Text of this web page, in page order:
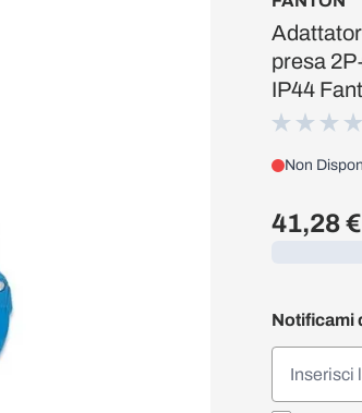
presa
IP44
Non
41,28 €
Notificami